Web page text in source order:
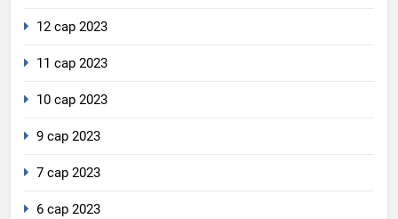
12 сар 2023
11 сар 2023
10 сар 2023
9 сар 2023
7 сар 2023
6 сар 2023